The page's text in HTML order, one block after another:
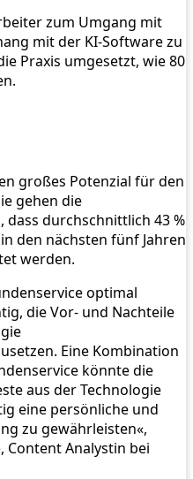
zum Umgang mit
mit der KI-Software zu
Praxis umgesetzt, wie 80
großes Potenzial für den
gehen die
dass durchschnittlich 43 %
den nächsten fünf Jahren
werden.
optimal
die Vor- und Nachteile
Eine Kombination
könnte die
aus der Technologie
eine persönliche und
zu gewährleisten«,
Content Analystin bei